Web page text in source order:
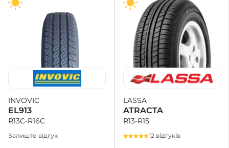
INVOVIC
EL913
R13C-R16C
Залиште відгук
LASSA
ATRACTA
R13-R15
12 відгуків